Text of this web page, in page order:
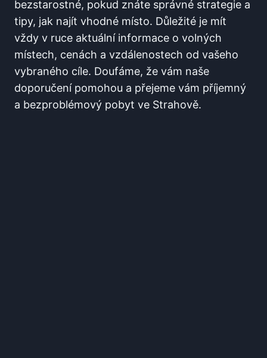
bezstarostné,‌ pokud​ znáte ​správné ‍strategie a
​tipy, jak⁤ najít vhodné místo. ​Důležité je ⁤mít
vždy v ruce ⁢aktuální ⁢informace o volných
místech, cenách‍ a vzdálenostech od vašeho
vybraného cíle. Doufáme, že ‌vám​ naše
doporučení⁣ pomohou a přejeme ​vám příjemný
a⁢ bezproblémový pobyt ve ‍Strahově.